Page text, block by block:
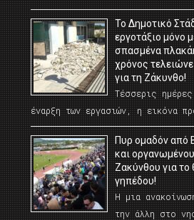
Το Δημοτικό
εργοτάξιο μόνο
σπασμένα
χρόνος
για τη Ζάκυνθο!
Τέσσερις
έναρξη των εργασιών, η εικόνα
Πυρ ομαδόν από
και
Ζακύνθου για το
γηπέδου!
Η μια
την άλλη στο